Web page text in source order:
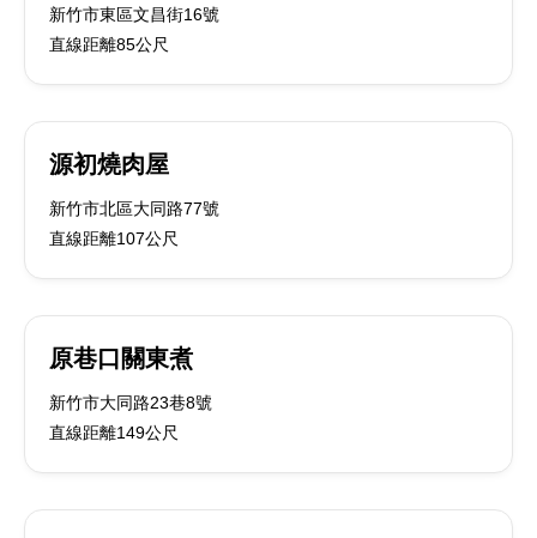
新竹市東區文昌街16號
直線距離85公尺
源初燒肉屋
新竹市北區大同路77號
直線距離107公尺
原巷口關東煮
新竹市大同路23巷8號
直線距離149公尺